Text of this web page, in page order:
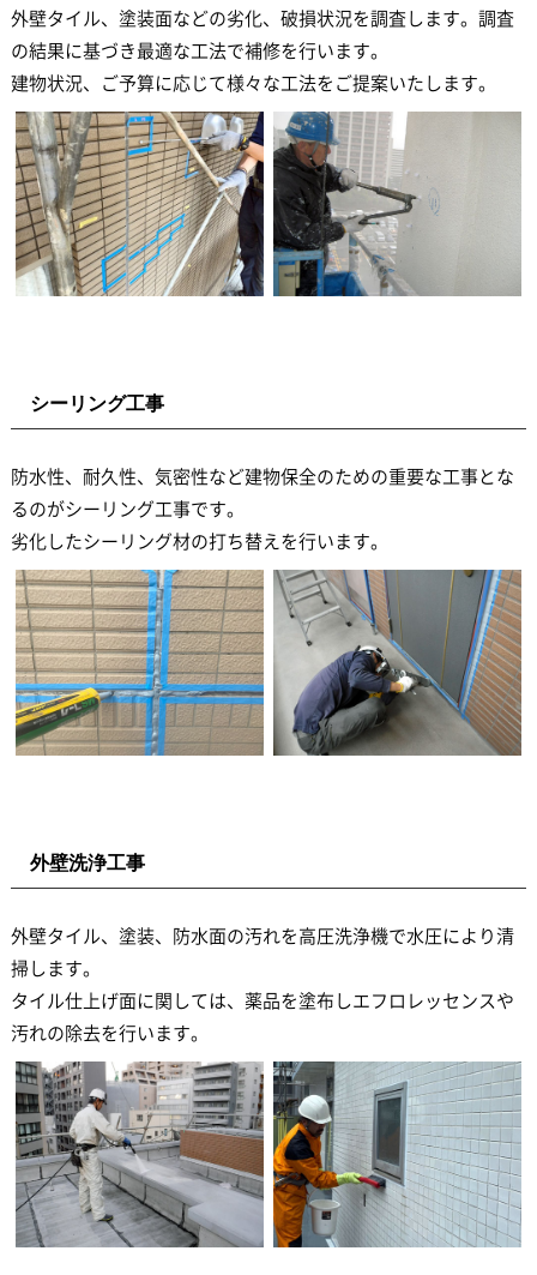
外壁タイル、塗装面などの劣化、破損状況を調査します。調査
の結果に基づき最適な工法で補修を行います。
建物状況、ご予算に応じて様々な工法をご提案いたします。
シーリング工事
防水性、耐久性、気密性など建物保全のための重要な工事とな
るのがシーリング工事です。
劣化したシーリング材の打ち替えを行います。
外壁洗浄工事
外壁タイル、塗装、防水面の汚れを高圧洗浄機で水圧により清
掃します。
タイル仕上げ面に関しては、薬品を塗布しエフロレッセンスや
汚れの除去を行います。